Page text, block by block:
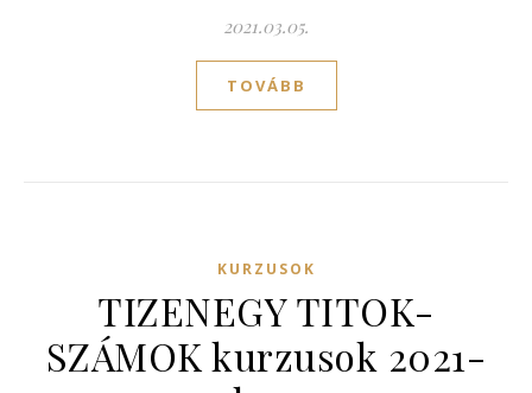
2021.03.05.
TOVÁBB
KURZUSOK
TIZENEGY TITOK-
SZÁMOK kurzusok 2021-